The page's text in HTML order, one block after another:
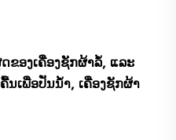
ຂອງເຄື່ອງຊັກຜ້າລໍ້, ແລະ
ນເພື່ອປັ່ນນໍ້າ, ເຄື່ອງຊັກຜ້າ